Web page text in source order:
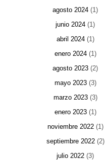
agosto 2024 (1)
junio 2024 (1)
abril 2024(1)
enero 2024(1)
agosto 2023 (2)
mayo 2023(3)
marzo 2023(3)
enero 2023(1)
noviembre 2022(1)
septiembre 2022(2)
julio 2022 (3)